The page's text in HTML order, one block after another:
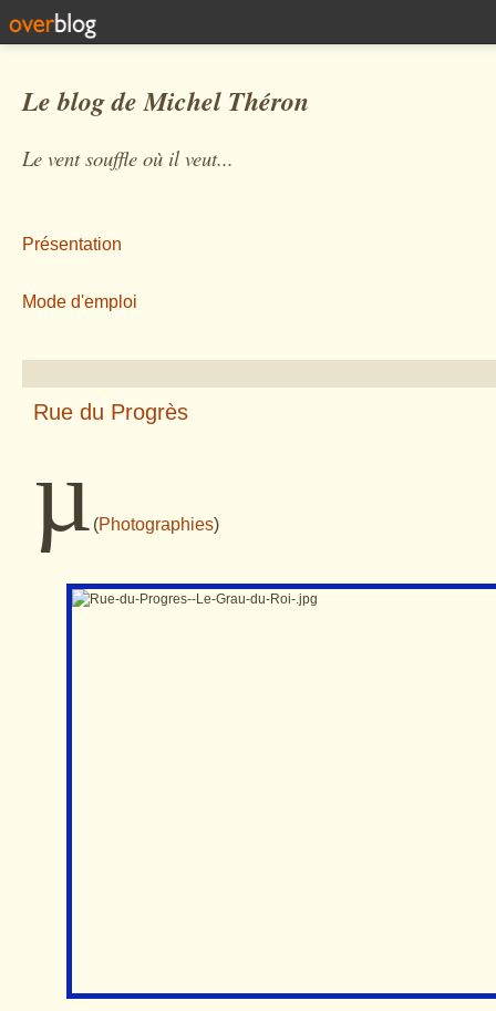
Le blog de Michel Théron
Le vent souffle où il veut...
Présentation
Mode d'emploi
Rue du Progrès
µ (Photographies)